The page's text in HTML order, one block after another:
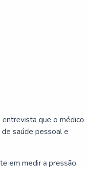
que o médico
saúde pessoal e
em medir a pressão